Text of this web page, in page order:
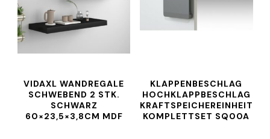
VIDAXL WANDREGALE
SCHWEBEND 2 STK.
SCHWARZ
60×23,5×3,8CM MDF
KLAPPENBESCHLAG
HOCHKLAPPBESCHLAG
KRAFTSPEICHEREINHEIT
KOMPLETTSET SQ00A